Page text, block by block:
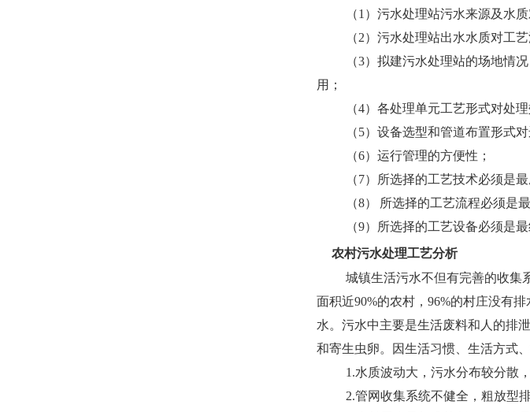
（1）污水处理站污水来源及水
（2）污水处理站出水水质对工
（3）拟建污水处理站的场地情
用；
（4）各处理单元工艺形式对处
（5）设备选型和管道布置形式
（6）运行管理的方便性；
（7）所选择的工艺技术必须是
（8） 所选择的工艺流程必须是
（9）所选择的工艺设备必须是
农村污水处理工艺分析
城镇生活污水不但有完善的收集
面积近90%的农村，96%的村庄没有
水。污水中主要是生活废料和人的排
和寄生虫卵。因生活习惯、生活方式
1.水质波动大，污水分布较分散
2.管网收集系统不健全，粗放型排